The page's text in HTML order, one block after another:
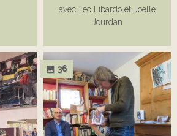
avec Teo Libardo et Joëlle
Jourdan
36